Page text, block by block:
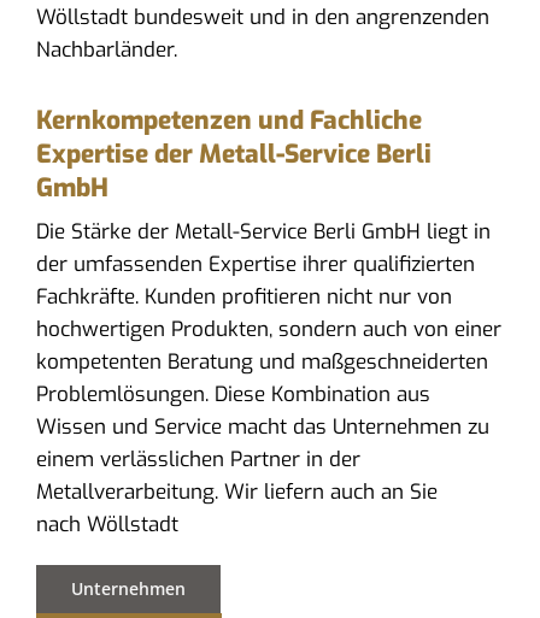
Wöllstadt bundesweit und in den angrenzenden
Nachbarländer.
Kernkompetenzen und Fachliche
Expertise der Metall-Service Berli
GmbH
Die Stärke der Metall-Service Berli GmbH liegt in
der umfassenden Expertise ihrer qualifizierten
Fachkräfte. Kunden profitieren nicht nur von
hochwertigen Produkten, sondern auch von einer
kompetenten Beratung und maßgeschneiderten
Problemlösungen. Diese Kombination aus
Wissen und Service macht das Unternehmen zu
einem verlässlichen Partner in der
Metallverarbeitung. Wir liefern auch an Sie
nach Wöllstadt
Unternehmen